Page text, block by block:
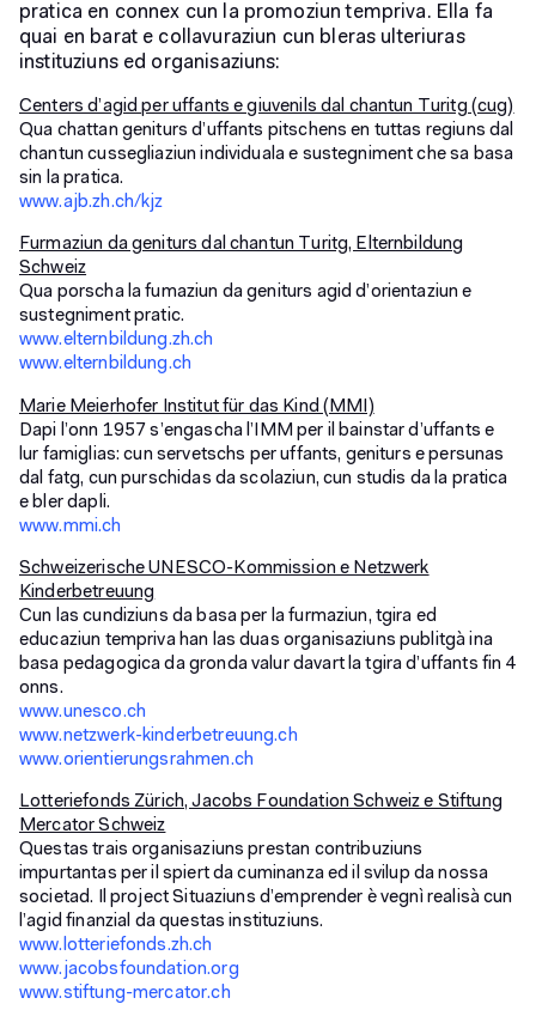
pratica en connex cun la promoziun tempriva. Ella fa
quai en barat e collavuraziun cun bleras ulteriuras
instituziuns ed organisaziuns:
Centers d’agid per uffants e giuvenils dal chantun Turitg (cug)
Qua chattan geniturs d’uffants pitschens en tuttas regiuns dal
chantun cussegliaziun individuala e sustegniment che sa basa
sin la pratica.
www.ajb.zh.ch/kjz
Furmaziun da geniturs dal chantun Turitg, Elternbildung
Schweiz
Qua porscha la fumaziun da geniturs agid d’orientaziun e
sustegniment pratic.
www.elternbildung.zh.ch
www.elternbildung.ch
Marie Meierhofer Institut für das Kind (MMI)
Dapi l’onn 1957 s’engascha l’IMM per il bainstar d’uffants e
lur famiglias: cun servetschs per uffants, geniturs e persunas
dal fatg, cun purschidas da scolaziun, cun studis da la pratica
e bler dapli.
www.mmi.ch
Schweizerische UNESCO-Kommission e Netzwerk
Kinderbetreuung
Cun las cundiziuns da basa per la furmaziun, tgira ed
educaziun tempriva han las duas organisaziuns publitgà ina
basa pedagogica da gronda valur davart la tgira d’uffants fin 4
onns.
www.unesco.ch
www.netzwerk-kinderbetreuung.ch
www.orientierungsrahmen.ch
Lotteriefonds Zürich, Jacobs Foundation Schweiz e Stiftung
Mercator Schweiz
Questas trais organisaziuns prestan contribuziuns
impurtantas per il spiert da cuminanza ed il svilup da nossa
societad. Il project Situaziuns d’emprender è vegnì realisà cun
l’agid finanzial da questas instituziuns.
www.lotteriefonds.zh.ch
www.jacobsfoundation.org
www.stiftung-mercator.ch